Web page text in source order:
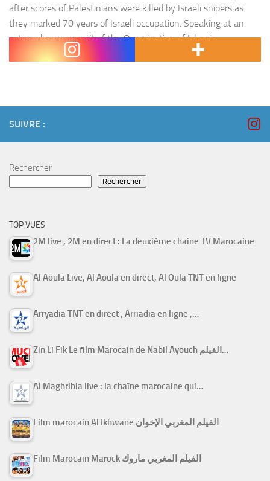
after scores of Palestinians were killed by Israeli snipers as
they marked 70 years of Israeli occupation. Speaking at an
extraordinary summit of the Organisation of Islamic
Cooperation (OIC) on Friday, Erdogan said Israel should be…
SUIVRE :
Rechercher
Rechercher
TOP VUES
2M live , 2M en direct : La deuxième chaine TV Marocaine
Al Aoula Live, Al Aoula en direct, Al Oula TNT en ligne
Arryadia TNT en direct , Arriadia en ligne ,…
Zin Li Fik Le film Marocain de Nabil Ayouch الفيلم…
Al Maghribia live : la chaîne marocaine qui…
Film marocain Al Ikhwane الفيلم المغربي الإخوان
Film Marocain Marock الفيلم المغربي ماروك